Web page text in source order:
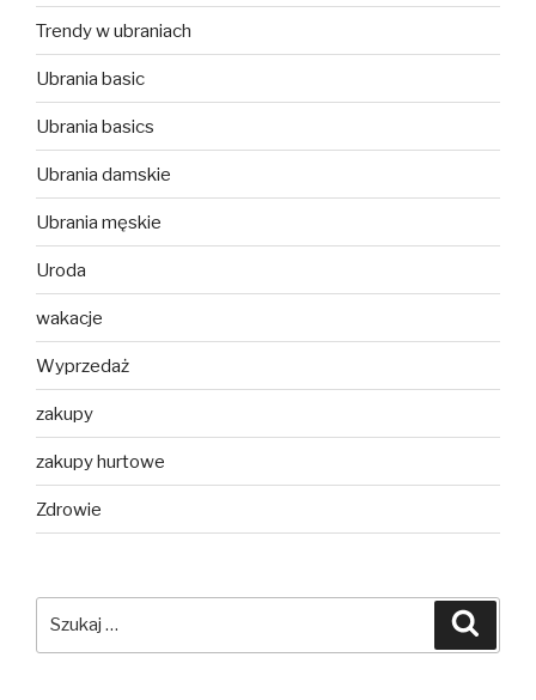
Trendy w ubraniach
Ubrania basic
Ubrania basics
Ubrania damskie
Ubrania męskie
Uroda
wakacje
Wyprzedaż
zakupy
zakupy hurtowe
Zdrowie